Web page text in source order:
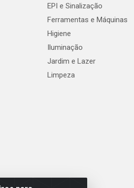
EPI e Sinalização
Ferramentas e Máquinas
Higiene
Iluminação
Jardim e Lazer
Limpeza